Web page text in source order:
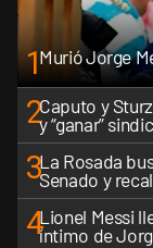
1Murió Jorge
2Caputo y
y “ganar”
3La Rosada
Senado y
4Lionel Messi
íntimo de